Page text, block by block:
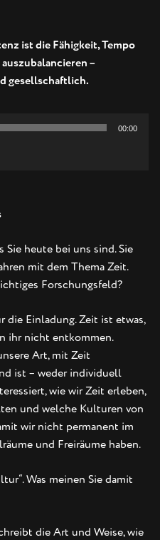
ist die Fähigkeit, Tempo
–
gesellschaftlich.
00:00
Sie heute bei uns sind. Sie
mit dem Thema Zeit.
Forschungsfeld?
die Einladung. Zeit ist etwas,
ihr nicht entkommen.
Art, mit Zeit
ist – weder individuell
wie wir Zeit erleben,
und welche Kulturen von
wir nicht permanent im
und Freiräume haben.
Was meinen Sie damit
die Art und Weise, wie